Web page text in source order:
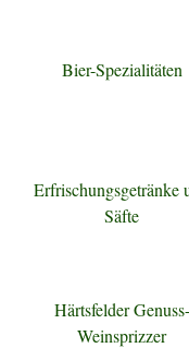
Bier-Spezialitäten
Erfrischungsgetränke
Säfte
Härtsfelder Genuss-
Weinsprizzer